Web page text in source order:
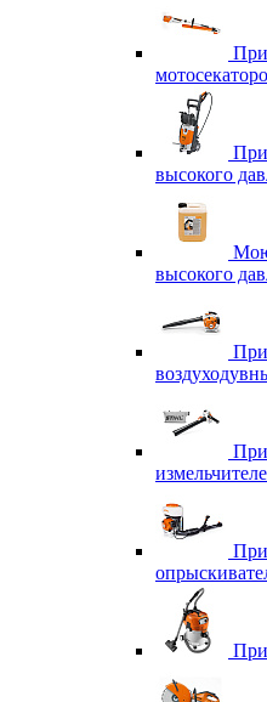
высокого
высокого